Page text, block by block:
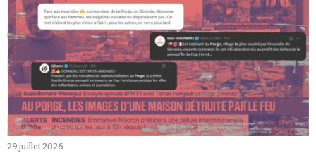
29 juillet 2026